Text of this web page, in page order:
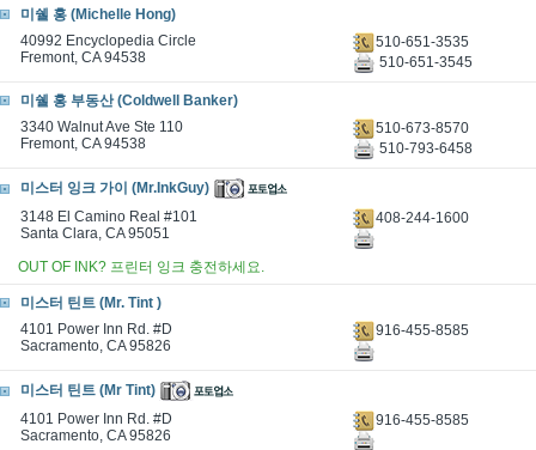
미쉘 홍 (Michelle Hong)
40992 Encyclopedia Circle
Fremont, CA 94538
510-651-3535
510-651-3545
미쉘 홍 부동산 (Coldwell Banker)
3340 Walnut Ave Ste 110
Fremont, CA 94538
510-673-8570
510-793-6458
미스터 잉크 가이 (Mr.InkGuy)
3148 El Camino Real #101
Santa Clara, CA 95051
408-244-1600
OUT OF INK? 프린터 잉크 충전하세요.
미스터 틴트 (Mr. Tint )
4101 Power Inn Rd. #D
Sacramento, CA 95826
916-455-8585
미스터 틴트 (Mr Tint)
4101 Power Inn Rd. #D
Sacramento, CA 95826
916-455-8585